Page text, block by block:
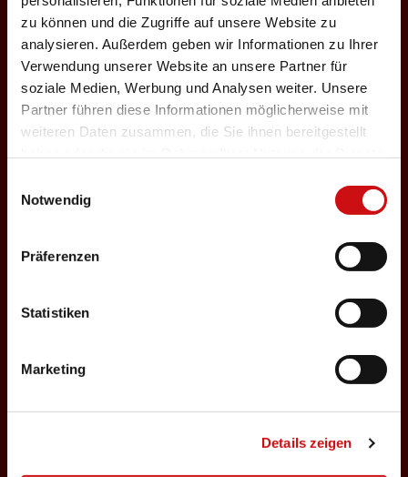
zu können und die Zugriffe auf unsere Website zu
analysieren. Außerdem geben wir Informationen zu Ihrer
Verwendung unserer Website an unsere Partner für
soziale Medien, Werbung und Analysen weiter. Unsere
Partner führen diese Informationen möglicherweise mit
weiteren Daten zusammen, die Sie ihnen bereitgestellt
Notwendig
Präferenzen
Statistiken
Marketing
Details zeigen
n
g
27.12.2026
Sonntag, 18:00 Uhr
Einlass: 16:30
28.12.2026
Einlass: 14:30
Petzi und der